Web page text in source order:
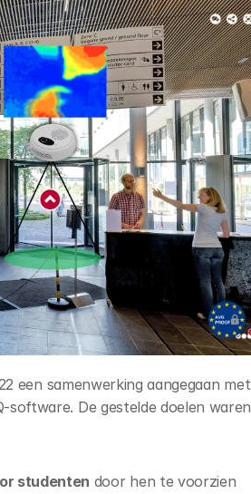
een samenwerking aangegaan met
software. De gestelde doelen waren
studenten door hen te voorzien